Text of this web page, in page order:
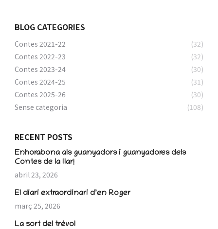
BLOG CATEGORIES
Contes 2021-22
(32)
Contes 2022-23
(32)
Contes 2023-24
(30)
Contes 2024-25
(31)
Contes 2025-26
(30)
Sense categoria
(108)
RECENT POSTS
Enhorabona als guanyadors i guanyadores dels
Contes de la llar!
abril 23, 2026
El diari extraordinari d’en Roger
març 25, 2026
La sort del trèvol